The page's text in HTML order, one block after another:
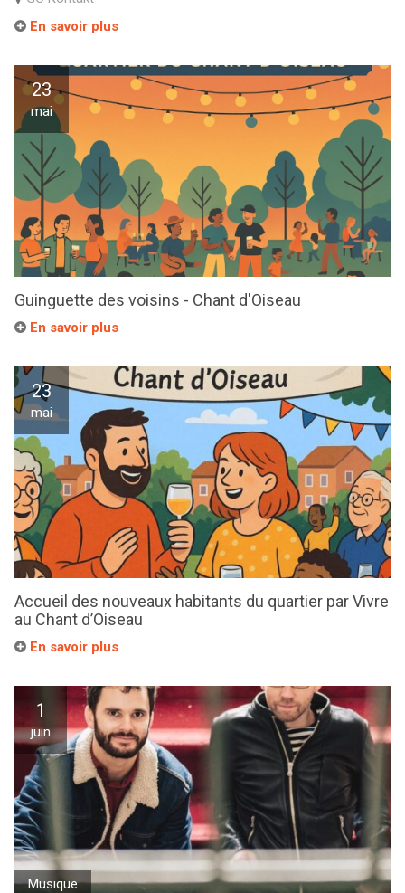
En savoir plus
23
mai
Guinguette des voisins - Chant d'Oiseau
En savoir plus
23
mai
Accueil des nouveaux habitants du quartier par Vivre
au Chant d’Oiseau
En savoir plus
1
juin
Musique